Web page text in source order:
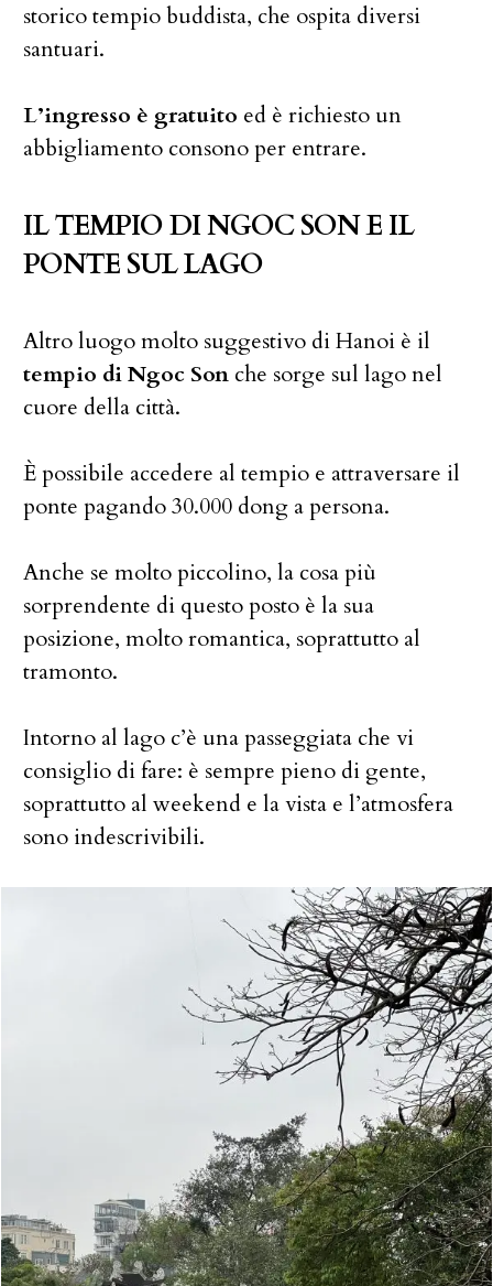
storico tempio buddista, che ospita diversi
santuari.
L’ingresso è gratuito ed è richiesto un
abbigliamento consono per entrare.
IL TEMPIO DI NGOC SON E IL
PONTE SUL LAGO
Altro luogo molto suggestivo di Hanoi è il
tempio di Ngoc Son che sorge sul lago nel
cuore della città.
È possibile accedere al tempio e attraversare il
ponte pagando 30.000 dong a persona.
Anche se molto piccolino, la cosa più
sorprendente di questo posto è la sua
posizione, molto romantica, soprattutto al
tramonto.
Intorno al lago c’è una passeggiata che vi
consiglio di fare: è sempre pieno di gente,
soprattutto al weekend e la vista e l’atmosfera
sono indescrivibili.